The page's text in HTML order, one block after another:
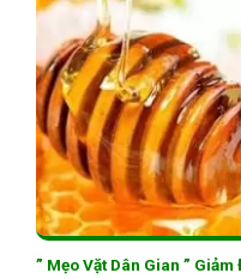
” Mẹo Vặt Dân Gian ”